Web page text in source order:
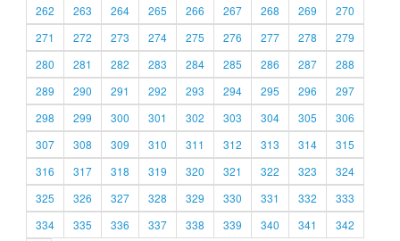
262
263 264 265 266 267 268 269
270
271
272 273 274 275 276 277 278
279
280
281 282 283 284 285 286 287
288
289
290 291 292 293 294 295 296
297
298
299 300 301 302 303 304 305
306
307
308 309 310 311 312 313 314
315
316
317 318 319 320 321 322 323
324
325
326 327 328 329 330 331 332
333
334
335 336 337 338 339 340 341 342